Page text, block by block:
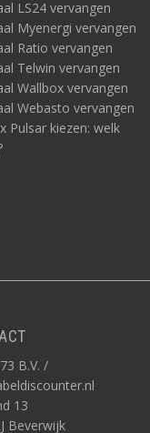
LS24 vervangen
Myenergi vervangen
Ratio vervangen
Telwin vervangen
Wallbox vervangen
Webasto vervangen
Pulsar kiezen: welk
B.V. /
13
Beverwijk